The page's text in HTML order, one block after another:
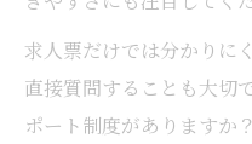
求人票だけでは分かりに
直接質問することも大切
ポート制度がありますか